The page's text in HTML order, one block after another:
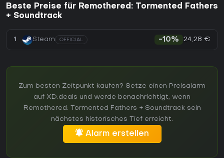
Beste Preise für Remothered: Tormented Fathers
+ Soundtrack
1 Steam OFFICIAL -10% 24,28 €
Zum besten Zeitpunkt kaufen? Setze einen Preisalarm
auf XD.deals und werde benachrichtigt, wenn
Remothered: Tormented Fathers + Soundtrack sein
nächstes historisches Tief erreicht.
Alarm erstellen